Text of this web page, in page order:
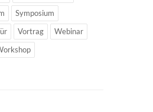
Symposium
Vortrag
Webinar